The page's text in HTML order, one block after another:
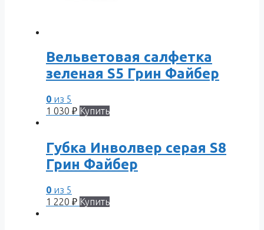
Вельветовая салфетка
зеленая S5 Грин Файбер
0 из 5
1 030 ₽ Купить
Губка Инволвер серая S8
Грин Файбер
0 из 5
1 220 ₽ Купить